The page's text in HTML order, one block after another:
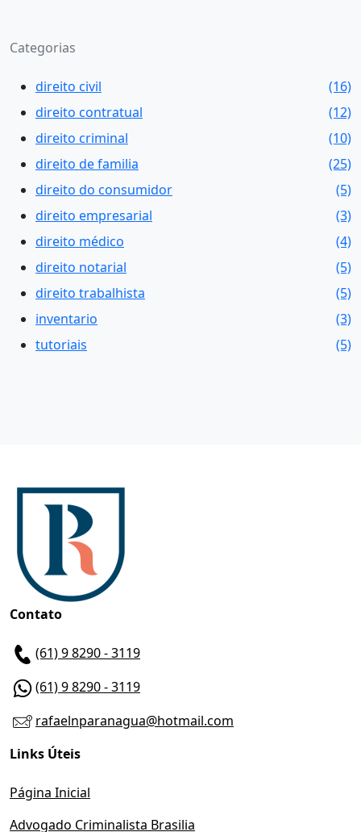
Categorias
direito civil
(16)
direito contratual
(12)
direito criminal
(10)
direito de familia
(25)
direito do consumidor
(5)
direito empresarial
(3)
direito médico
(4)
direito notarial
(5)
direito trabalhista
(5)
inventario
(3)
tutoriais
(5)
Contato
(61) 9 8290 - 3119
(61) 9 8290 - 3119
rafaelnparanagua@hotmail.com
Links Úteis
Página Inicial
Advogado Criminalista Brasilia